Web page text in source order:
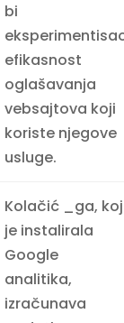
bi
efikasnost
oglašavanja
vebsajtova koji
koriste njegove
usluge.
Kolačić _ga,
je instalirala
Google
analitika,
izračunava